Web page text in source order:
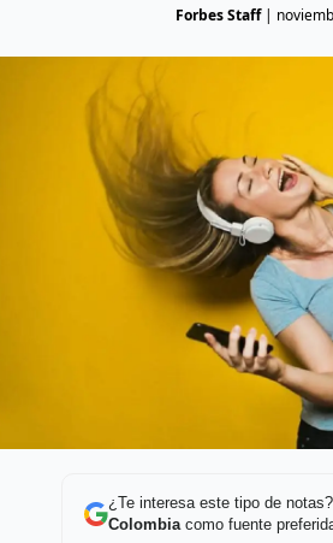
Forbes Staff|
¿Te interesa este tipo de
Colombiacomo fuente